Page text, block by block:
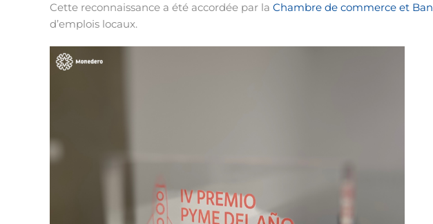
Cette reconnaissance a été accordée par la Chambre de commerce et
d’emplois locaux.